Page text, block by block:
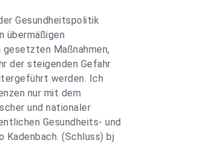
Gesundheitspolitik
übermäßigen
gesetzten Maßnahmen,
der steigenden Gefahr
werden. Ich
nur mit dem
und nationaler
Gesundheits- und
Kadenbach. (Schluss) bj